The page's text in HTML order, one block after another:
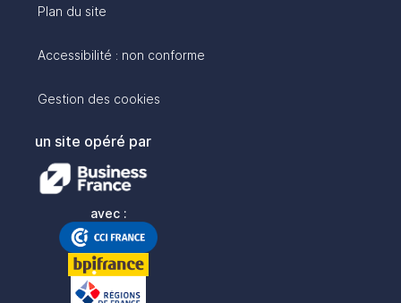
Plan du site
Accessibilité : non conforme
Gestion des cookies
un site opéré par
avec :